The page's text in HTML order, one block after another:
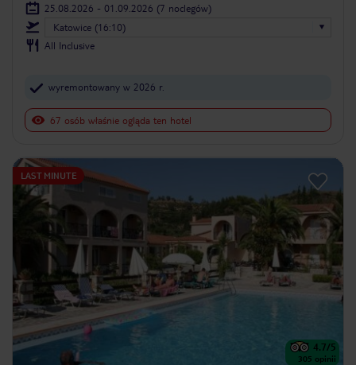
25.08.2026 - 01.09.2026 (7 noclegów)
Katowice (16:10)
All Inclusive
wyremontowany w 2026 r.
67 osób właśnie ogląda ten hotel
LAST MINUTE
4.7/5
305 opinii